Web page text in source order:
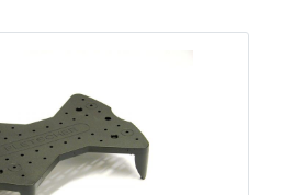
à la sacoche ou au panier.
est identique à celui des
des systèmes Racktime,
afin que ceux-ci s'adaptent